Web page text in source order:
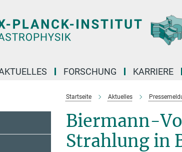
FORSCHUNG KARRIERE
Startseite Aktuelles
Biermann-
Strahlung in